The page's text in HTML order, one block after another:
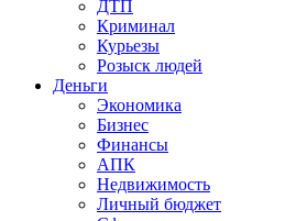
ДТП
Криминал
Курьезы
Розыск людей
Деньги
Экономика
Бизнес
Финансы
АПК
Недвижимость
Личный бюджет